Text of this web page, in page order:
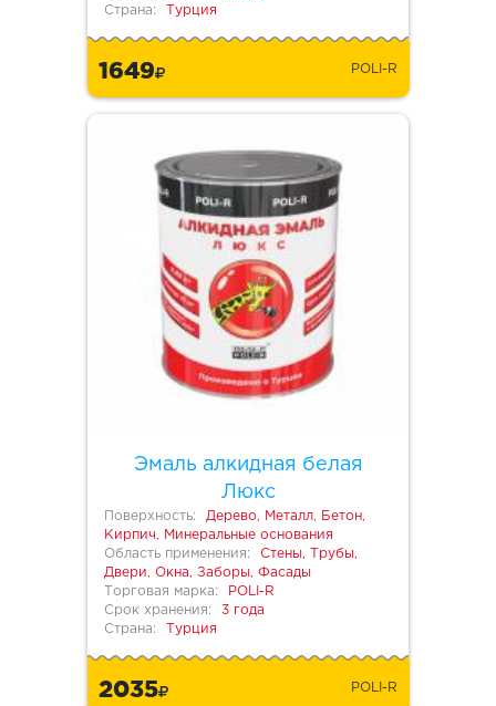
Страна:
Турция
1649 POLI-R
Эмаль алкидная белая
Люкс
Поверхность:
Дерево, Металл, Бетон,
Кирпич, Минеральные основания
Область применения:
Стены, Трубы,
Двери, Окна, Заборы, Фасады
Торговая марка:
POLI-R
Срок хранения:
3 года
Страна:
Турция
2035 POLI-R